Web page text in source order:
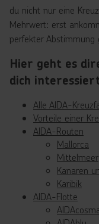
du nicht nur eine
Mehrwert: erst
perfekter Abstimmung
Hier geht es
dich
Alle AIDA-
Vorteile einer
AIDA-Routen
Mallorca
Mittelmeer
Kanaren
Karibik
AIDA-Flotte